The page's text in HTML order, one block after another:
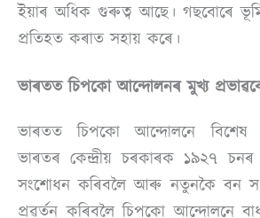
ইয়াৰ অধিক গুৰুত্ব আছে। গছবোৰে
প্ৰতিহত কৰাত সহায় কৰে।
ভাৰতত চিপকো আন্দোলনৰ মুখ্য
ভাৰতত চিপকো আন্দোলনে বিশেষ
ভাৰতৰ কেন্দ্ৰীয় চৰকাৰক ১৯২৭
সংশোধন কৰিবলৈ আৰু নতুনকৈ বন
প্ৰৱৰ্তন কৰিবলৈ চিপকো আন্দোলনে